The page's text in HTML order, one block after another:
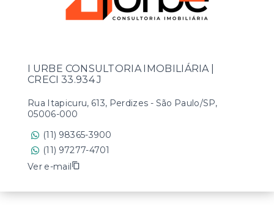
I URBE CONSULTORIA IMOBILIÁRIA |
CRECI 33.934 J
Rua Itapicuru, 613, Perdizes - São Paulo/SP,
05006-000
(11) 98365-3900
(11) 97277-4701
Ver e-mail